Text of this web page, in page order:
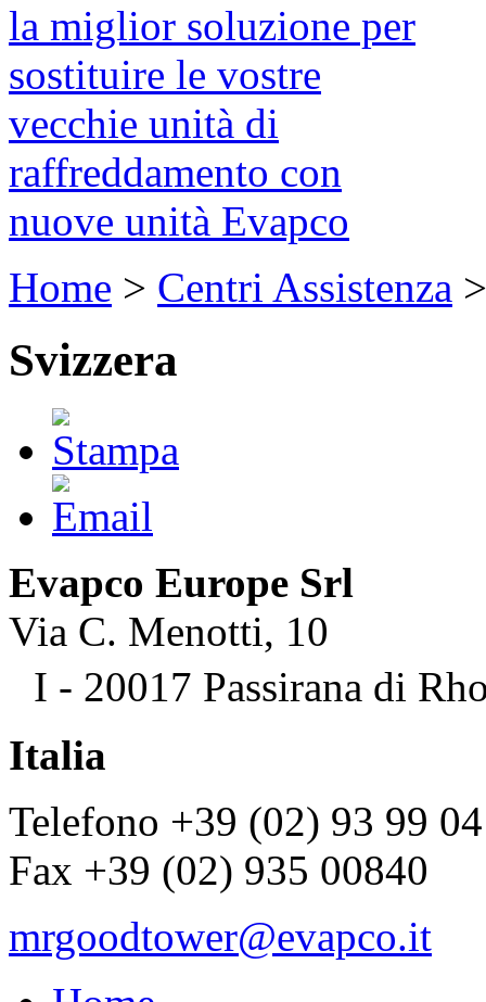
la miglior soluzione per
sostituire le vostre
vecchie unità di
raffreddamento con
nuove unità Evapco
Home > Centri Assistenza
Svizzera
Evapco Europe Srl
Via C. Menotti, 10
I - 20017 Passirana di
Italia
Telefono +39 (02) 93 99
Fax +39 (02) 935 00840
mrgoodtower@evapco.it